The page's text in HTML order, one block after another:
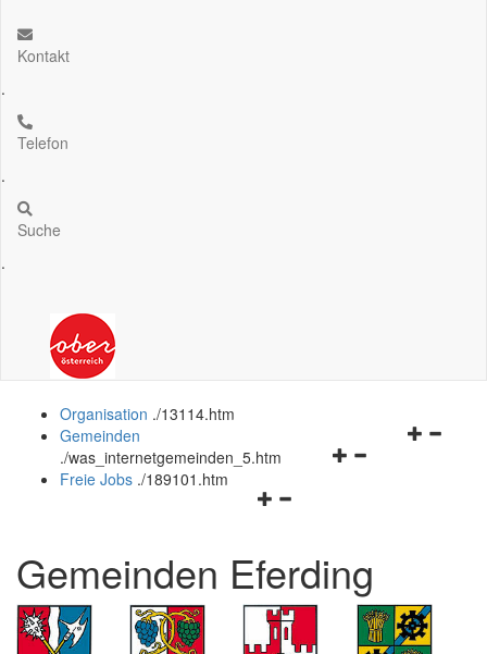
Kontakt
.
Telefon
.
Suche
.
Organisation ./13114.htm
Navigationsmenü
Gemeinden
./was_internetgemeinden_5.htm
Navigationsmenü
schließen
Freie Jobs ./189101.htm
Gemeinden Eferding